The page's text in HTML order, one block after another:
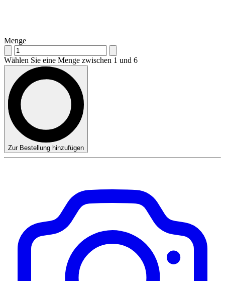
Menge
Wählen Sie eine Menge zwischen 1 und 6
Zur Bestellung hinzufügen